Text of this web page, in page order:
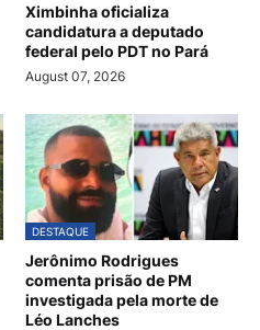
Ximbinha oficializa
candidatura a deputado
federal pelo PDT no Pará
August 07, 2026
DESTAQUE
Jerônimo Rodrigues
comenta prisão de PM
investigada pela morte de
Léo Lanches